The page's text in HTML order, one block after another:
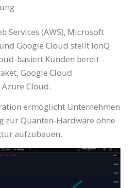
Services (AWS), Microsoft
Google Cloud stellt IonQ
Kunden bereit –
Google Cloud
Cloud.
ermöglicht Unternehmen
zur Quanten-Hardware ohne
aufzubauen.